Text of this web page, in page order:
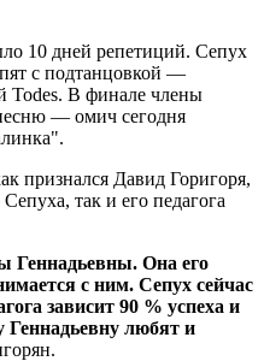
10 дней репетиций. Сепух
с подтанцовкой —
Todes. В финале члены
— омич сегодня
признался Давид Горигоря,
так и его педагога
Геннадьевны. Она его
с ним. Сепух сейчас
зависит 90 % успеха и
Геннадьевну любят и